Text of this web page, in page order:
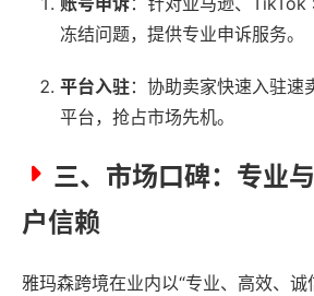
冻结问题，提供专业申诉服务。
平台入驻：协助卖家快速入驻速
平台，抢占市场先机。
三、市场口碑：专业
户信赖
雅玛森跨境在业内以“专业、高效、诚